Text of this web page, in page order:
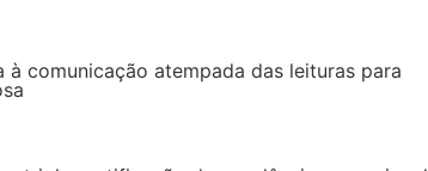
à comunicação atempada das leituras para